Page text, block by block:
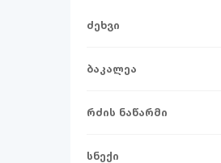
ძეხვი
ბაკალეა
რძის ნაწარმი
სნექი